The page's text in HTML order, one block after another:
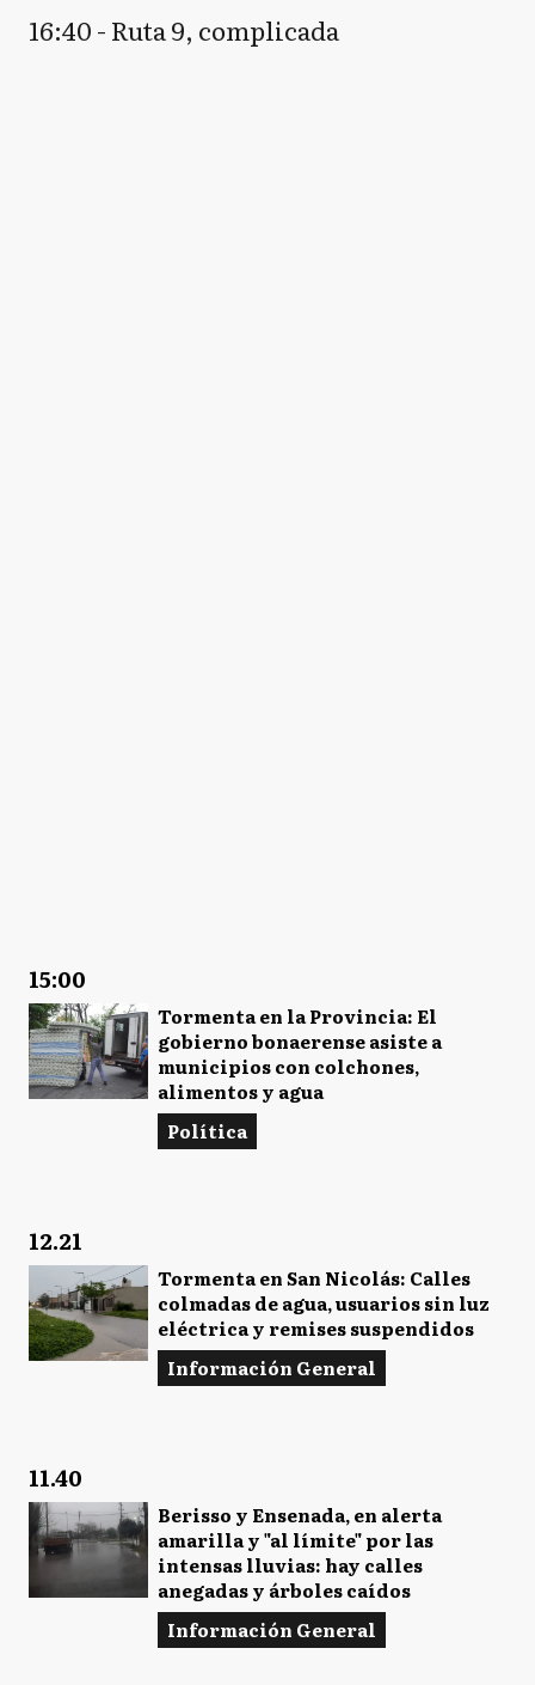
16:40 - Ruta 9, complicada
15:00
Tormenta en la Provincia: El
gobierno bonaerense asiste a
municipios con colchones,
alimentos y agua
Política
12.21
Tormenta en San Nicolás: Calles
colmadas de agua, usuarios sin luz
eléctrica y remises suspendidos
Información General
11.40
Berisso y Ensenada, en alerta
amarilla y "al límite" por las
intensas lluvias: hay calles
anegadas y árboles caídos
Información General